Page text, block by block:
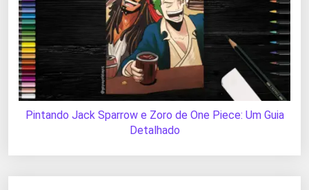
Pintando Jack Sparrow e Zoro de One Piece: Um Guia
Detalhado